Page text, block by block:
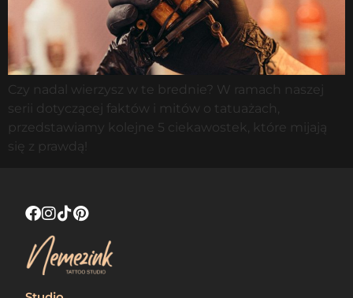
Czy nadal wierzysz w te brednie? W ramach naszej
serii dotyczącej faktów i mitów o tatuażach,
przedstawiamy kolejne 5 ciekawostek, które mijają
się z prawdą!